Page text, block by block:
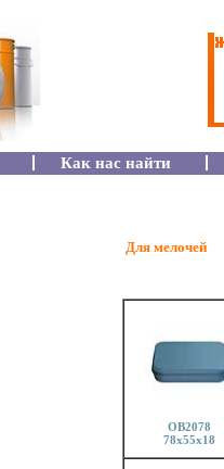
Как нас найти
Для мелочей
OB2078
78x55x18